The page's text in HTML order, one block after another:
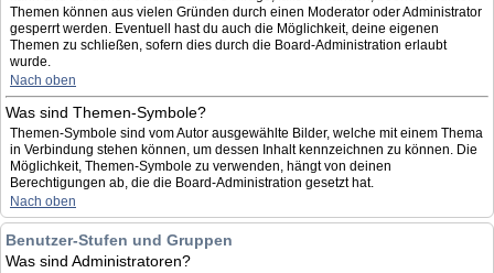
Themen können aus vielen Gründen durch einen Moderator oder Administrator
gesperrt werden. Eventuell hast du auch die Möglichkeit, deine eigenen
Themen zu schließen, sofern dies durch die Board-Administration erlaubt
wurde.
Nach oben
Was sind Themen-Symbole?
Themen-Symbole sind vom Autor ausgewählte Bilder, welche mit einem Thema
in Verbindung stehen können, um dessen Inhalt kennzeichnen zu können. Die
Möglichkeit, Themen-Symbole zu verwenden, hängt von deinen
Berechtigungen ab, die die Board-Administration gesetzt hat.
Nach oben
Benutzer-Stufen und Gruppen
Was sind Administratoren?